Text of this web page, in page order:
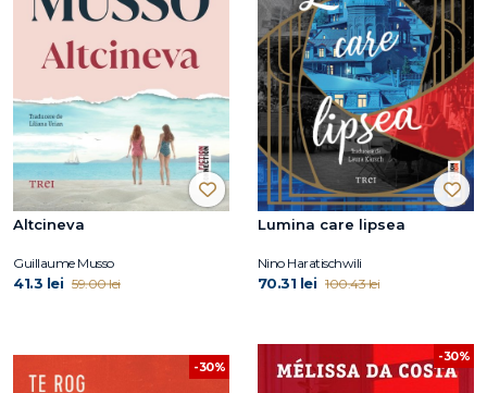
Altcineva
Guillaume Musso
41.3 lei 59.00 lei
Lumina care lipsea
Nino Haratischwili
70.31 lei 100.43 lei
-30%
-30%